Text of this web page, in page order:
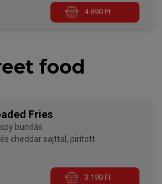
4 890 Ft
food
Fries
bundás
cheddar sajttal, pirított
3 190 Ft